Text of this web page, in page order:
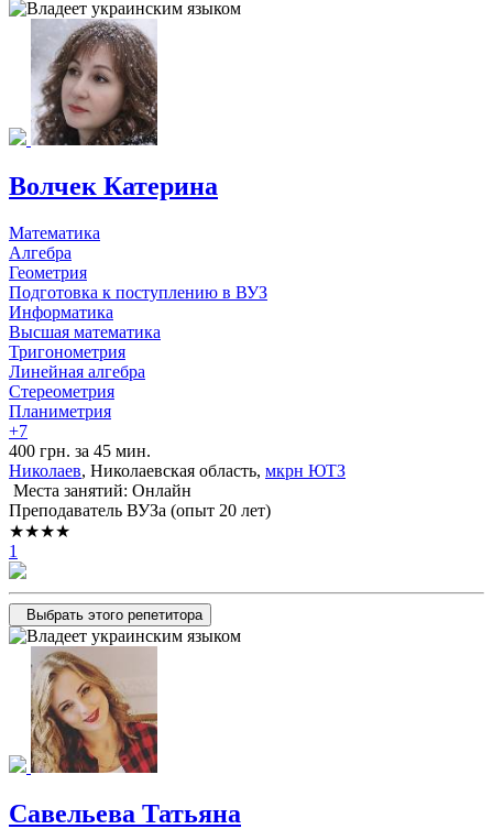
Волчек Катерина
Математика
Алгебра
Геометрия
Подготовка к поступлению в ВУЗ
Информатика
Высшая математика
Тригонометрия
Линейная алгебра
Стереометрия
Планиметрия
+7
400 грн. за 45 мин.
Николаев, Николаевская область, мкрн ЮТЗ
Места занятий: Онлайн
Преподаватель ВУЗа (опыт 20 лет)
★★★★
1
Выбрать этого репетитора
Савельева Татьяна